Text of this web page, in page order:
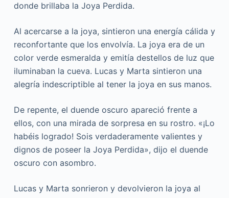
donde brillaba la Joya Perdida.
Al acercarse a la joya, sintieron una energía cálida y
reconfortante que los envolvía. La joya era de un
color verde esmeralda y emitía destellos de luz que
iluminaban la cueva. Lucas y Marta sintieron una
alegría indescriptible al tener la joya en sus manos.
De repente, el duende oscuro apareció frente a
ellos, con una mirada de sorpresa en su rostro. «¡Lo
habéis logrado! Sois verdaderamente valientes y
dignos de poseer la Joya Perdida», dijo el duende
oscuro con asombro.
Lucas y Marta sonrieron y devolvieron la joya al